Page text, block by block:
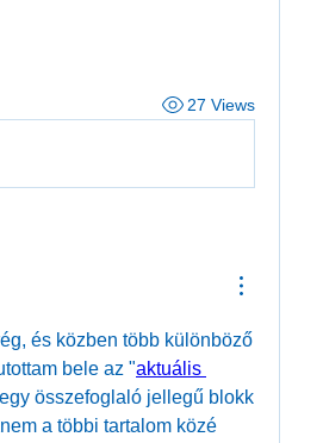
27 Views
és közben több különböző
bele az "aktuális
összefoglaló jellegű blokk
a többi tartalom közé